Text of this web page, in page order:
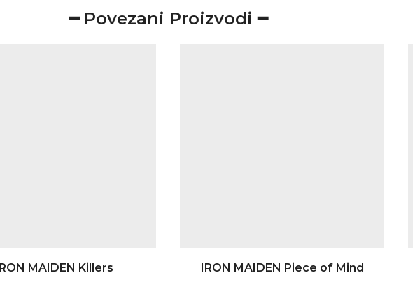
━ Povezani Proizvodi ━
IRON MAIDEN Killers IRON MAIDEN Piece of Mind